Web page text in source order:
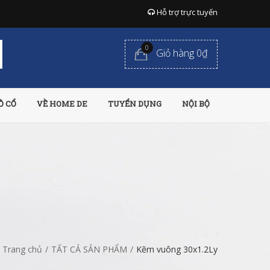
Hỗ trợ trực tuyến
0 Giỏ hàng 0₫
CỔ VỀ HOME DE TUYỂN DỤNG NỘI BỘ
Trang chủ / TẤT CẢ SẢN PHẨM / Kẽm vuông 30x1.2Ly